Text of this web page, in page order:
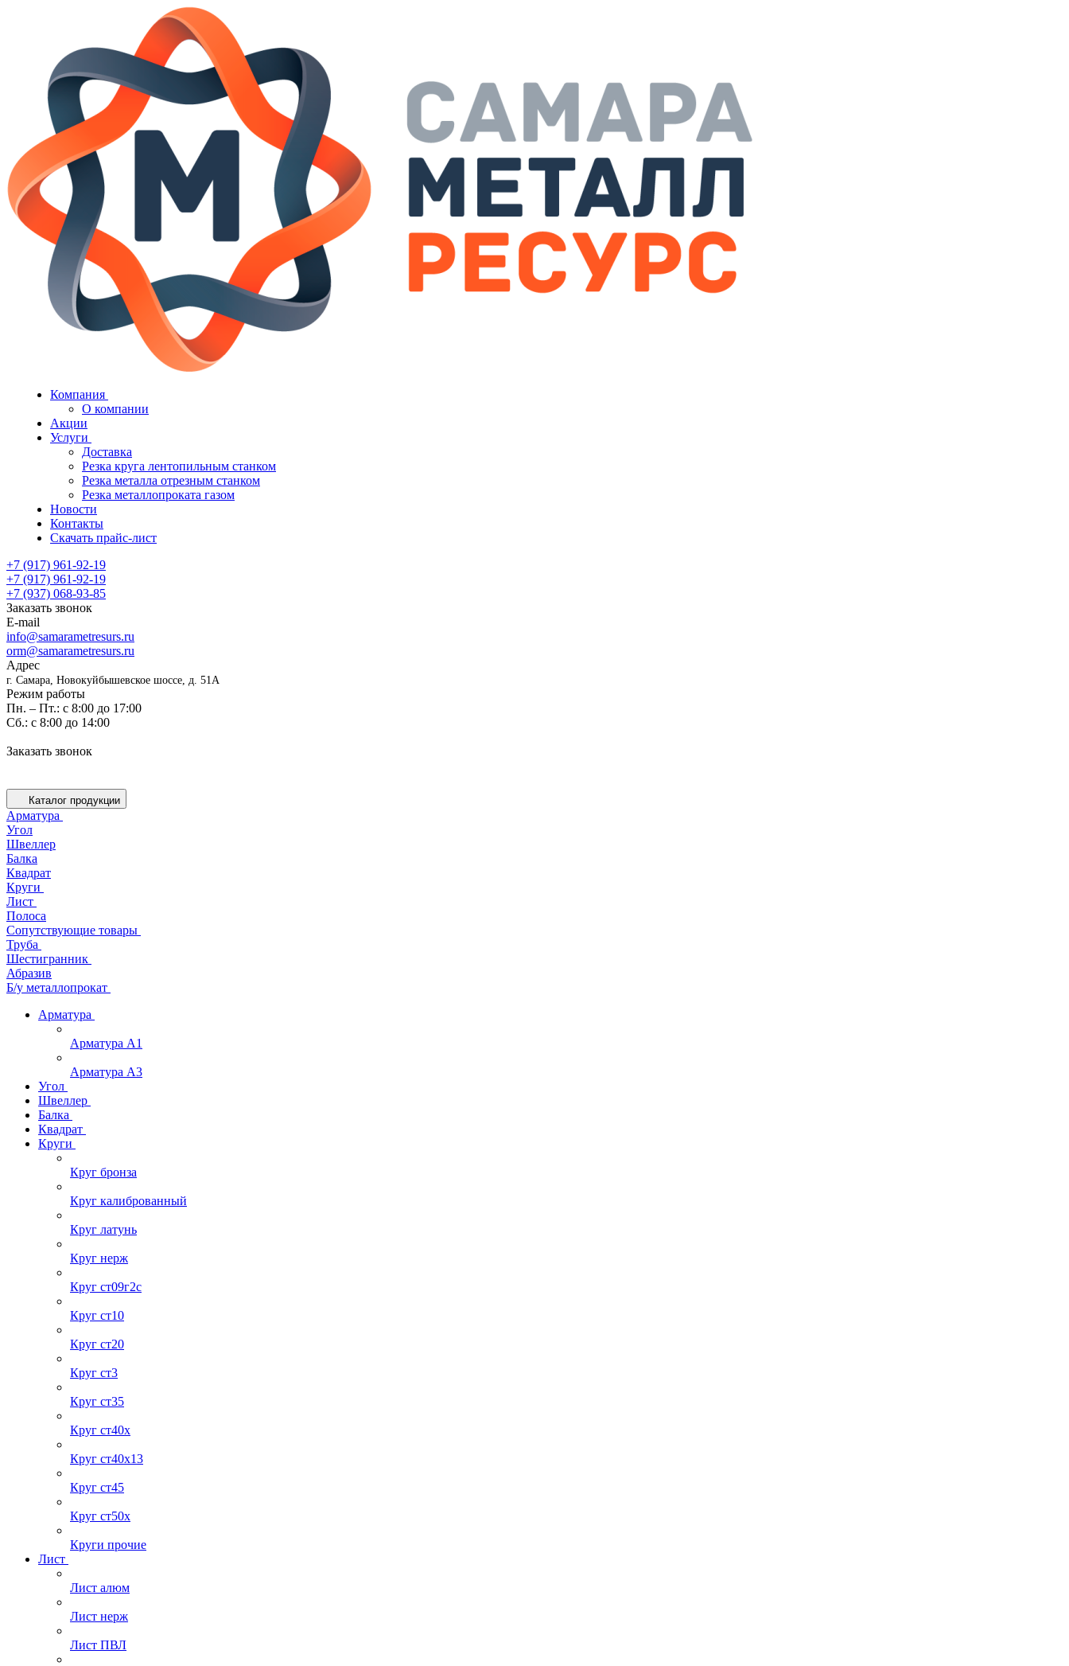
Компания
О компании
Акции
Услуги
Доставка
Резка круга лентопильным станком
Резка металла отрезным станком
Резка металлопроката газом
Новости
Контакты
Скачать прайс-лист
+7 (917) 961-92-19
+7 (917) 961-92-19
+7 (937) 068-93-85
Заказать звонок
E-mail
info@samarametresurs.ru
orm@samarametresurs.ru
Адрес
г. Самара, Новокуйбышевское шоссе, д. 51А
Режим работы
Пн. – Пт.: с 8:00 до 17:00
Cб.: с 8:00 до 14:00
Заказать звонок
Каталог продукции
Арматура
Угол
Швеллер
Балка
Квадрат
Круги
Лист
Полоса
Сопутствующие товары
Труба
Шестигранник
Абразив
Б/у металлопрокат
Арматура
Арматура А1
Арматура А3
Угол
Швеллер
Балка
Квадрат
Круги
Круг бронза
Круг калиброванный
Круг латунь
Круг нерж
Круг ст09г2с
Круг ст10
Круг ст20
Круг ст3
Круг ст35
Круг ст40х
Круг ст40х13
Круг ст45
Круг ст50х
Круги прочие
Лист
Лист алюм
Лист нерж
Лист ПВЛ